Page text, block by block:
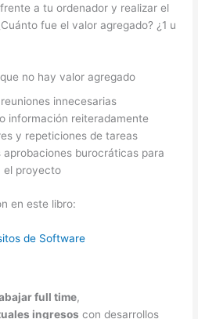
a tu ordenador y realizar el
fue el valor agregado? ¿1 u
no hay valor agregado
innecesarias
información reiteradamente
y repeticiones de tareas
aprobaciones burocráticas para
el proyecto
en este libro:
de Software
full time,
ingresos con desarrollos